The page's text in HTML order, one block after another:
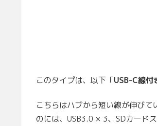
このタイプは、以下「USB-C線付
こちらはハブから短い線が伸び
のには、USB3.0 × 3、SDカード